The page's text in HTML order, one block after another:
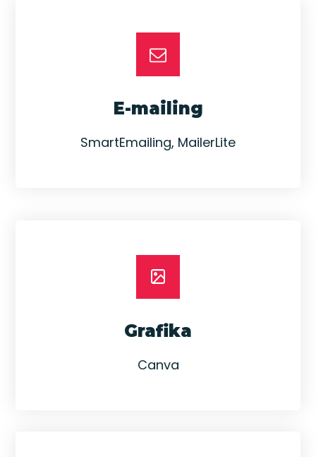
E-mailing
SmartEmailing, MailerLite
Grafika
Canva